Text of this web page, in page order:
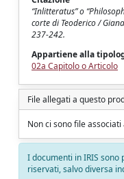
“Inlitteratus” o
corte di Teoderico /
237-242.
Appartiene alla
02a Capitolo o Articolo
File allegati a questo
Non ci sono file
I documenti in IRIS
riservati, salvo diversa